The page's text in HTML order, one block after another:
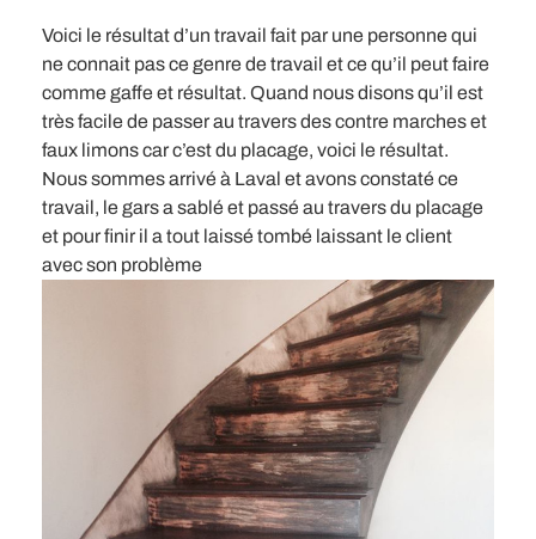
Voici le résultat d’un travail fait par une personne qui
ne connait pas ce genre de travail et ce qu’il peut faire
comme gaffe et résultat. Quand nous disons qu’il est
très facile de passer au travers des contre marches et
faux limons car c’est du placage, voici le résultat.
Nous sommes arrivé à Laval et avons constaté ce
travail, le gars a sablé et passé au travers du placage
et pour finir il a tout laissé tombé laissant le client
avec son problème